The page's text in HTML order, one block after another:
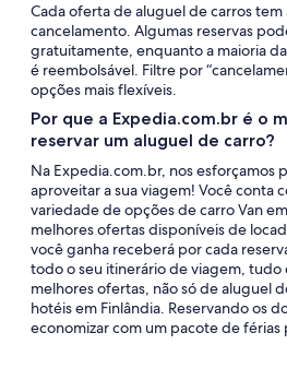
Cada oferta de aluguel de carros
cancelamento. Algumas reservas
gratuitamente, enquanto a maioria
é reembolsável. Filtre por
opções mais flexíveis.
Por que a Expedia.com.br é o
reservar um aluguel de carro?
Na Expedia.com.br, nos esforçamos
aproveitar a sua viagem! Você conta
variedade de opções de carro Van
melhores ofertas disponíveis de
você ganha receberá por cada
todo o seu itinerário de viagem, tudo
melhores ofertas, não só de aluguel
hotéis em Finlândia. Reservando os
economizar com um pacote de férias